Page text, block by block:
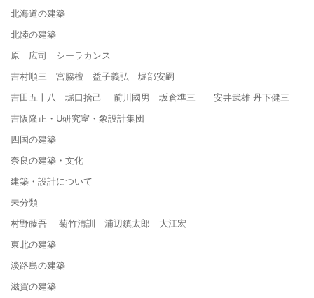
北海道の建築
北陸の建築
原 広司 シーラカンス
吉村順三 宮脇檀 益子義弘 堀部安嗣
吉田五十八 堀口捨己 前川國男 坂倉準三 安井武雄 丹下健三
吉阪隆正・U研究室・象設計集団
四国の建築
奈良の建築・文化
建築・設計について
未分類
村野藤吾 菊竹清訓 浦辺鎮太郎 大江宏
東北の建築
淡路島の建築
滋賀の建築